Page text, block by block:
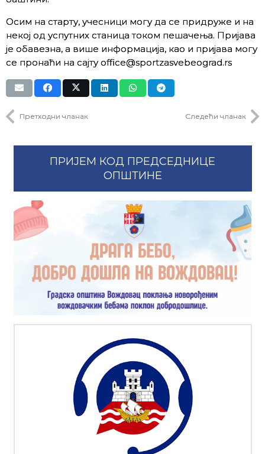
Осим на старту, учесници могу да се придруже и на
некој од успутних станица током пешачења. Пријава
је обавезна, а више информација, као и пријава могу
се пронаћи на сајту office@sportzasvebeograd.rs
Претходни чланак Следећи чланак
ПРИЈЕМ КОД ПРЕДСЕДНИЦЕ
ОПШТИНЕ